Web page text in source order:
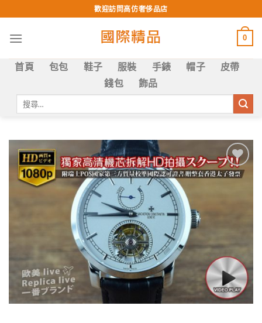
to
content
歡迎訪問高仿奢侈品店
0
首頁 包包 鞋子 服裝 手錶 帽子
皮帶
錢包
飾品
Add to